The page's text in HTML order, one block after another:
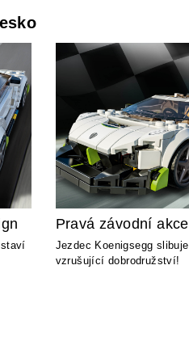
Pravá závodní akce
Jezdec Koenigsegg slibuje
vzrušující dobrodružství!